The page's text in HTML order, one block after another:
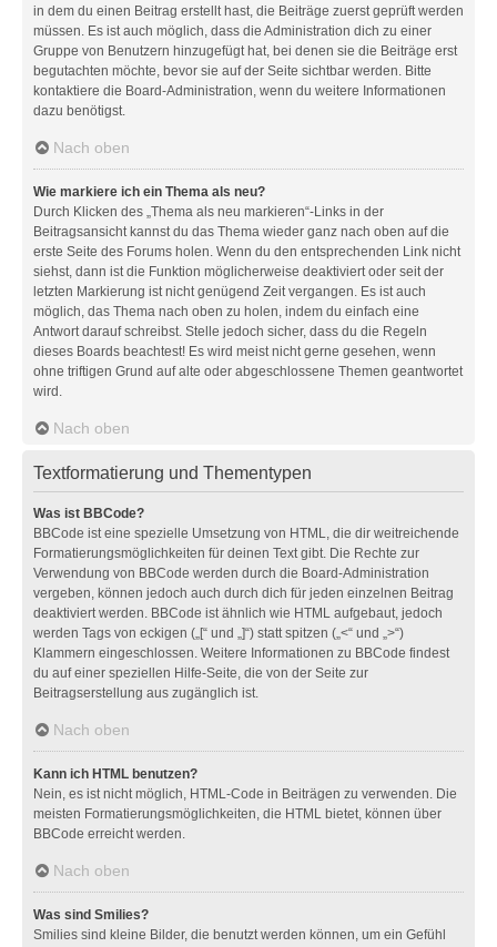
in dem du einen Beitrag erstellt hast, die Beiträge zuerst geprüft werden
müssen. Es ist auch möglich, dass die Administration dich zu einer
Gruppe von Benutzern hinzugefügt hat, bei denen sie die Beiträge erst
begutachten möchte, bevor sie auf der Seite sichtbar werden. Bitte
kontaktiere die Board-Administration, wenn du weitere Informationen
dazu benötigst.
Nach oben
Wie markiere ich ein Thema als neu?
Durch Klicken des „Thema als neu markieren“-Links in der
Beitragsansicht kannst du das Thema wieder ganz nach oben auf die
erste Seite des Forums holen. Wenn du den entsprechenden Link nicht
siehst, dann ist die Funktion möglicherweise deaktiviert oder seit der
letzten Markierung ist nicht genügend Zeit vergangen. Es ist auch
möglich, das Thema nach oben zu holen, indem du einfach eine
Antwort darauf schreibst. Stelle jedoch sicher, dass du die Regeln
dieses Boards beachtest! Es wird meist nicht gerne gesehen, wenn
ohne triftigen Grund auf alte oder abgeschlossene Themen geantwortet
wird.
Nach oben
Textformatierung und Thementypen
Was ist BBCode?
BBCode ist eine spezielle Umsetzung von HTML, die dir weitreichende
Formatierungsmöglichkeiten für deinen Text gibt. Die Rechte zur
Verwendung von BBCode werden durch die Board-Administration
vergeben, können jedoch auch durch dich für jeden einzelnen Beitrag
deaktiviert werden. BBCode ist ähnlich wie HTML aufgebaut, jedoch
werden Tags von eckigen („[“ und „]“) statt spitzen („<“ und „>“)
Klammern eingeschlossen. Weitere Informationen zu BBCode findest
du auf einer speziellen Hilfe-Seite, die von der Seite zur
Beitragserstellung aus zugänglich ist.
Nach oben
Kann ich HTML benutzen?
Nein, es ist nicht möglich, HTML-Code in Beiträgen zu verwenden. Die
meisten Formatierungsmöglichkeiten, die HTML bietet, können über
BBCode erreicht werden.
Nach oben
Was sind Smilies?
Smilies sind kleine Bilder, die benutzt werden können, um ein Gefühl